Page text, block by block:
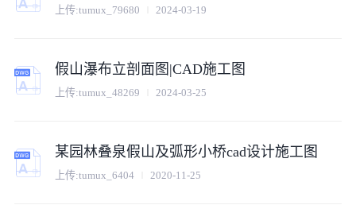
上传:tumux_79680 2024-03-19
假山瀑布立剖面图|CAD施工图
上传:tumux_48269 2024-03-25
某园林叠泉假山及弧形小桥cad设计施工图
上传:tumux_6404 2020-11-25